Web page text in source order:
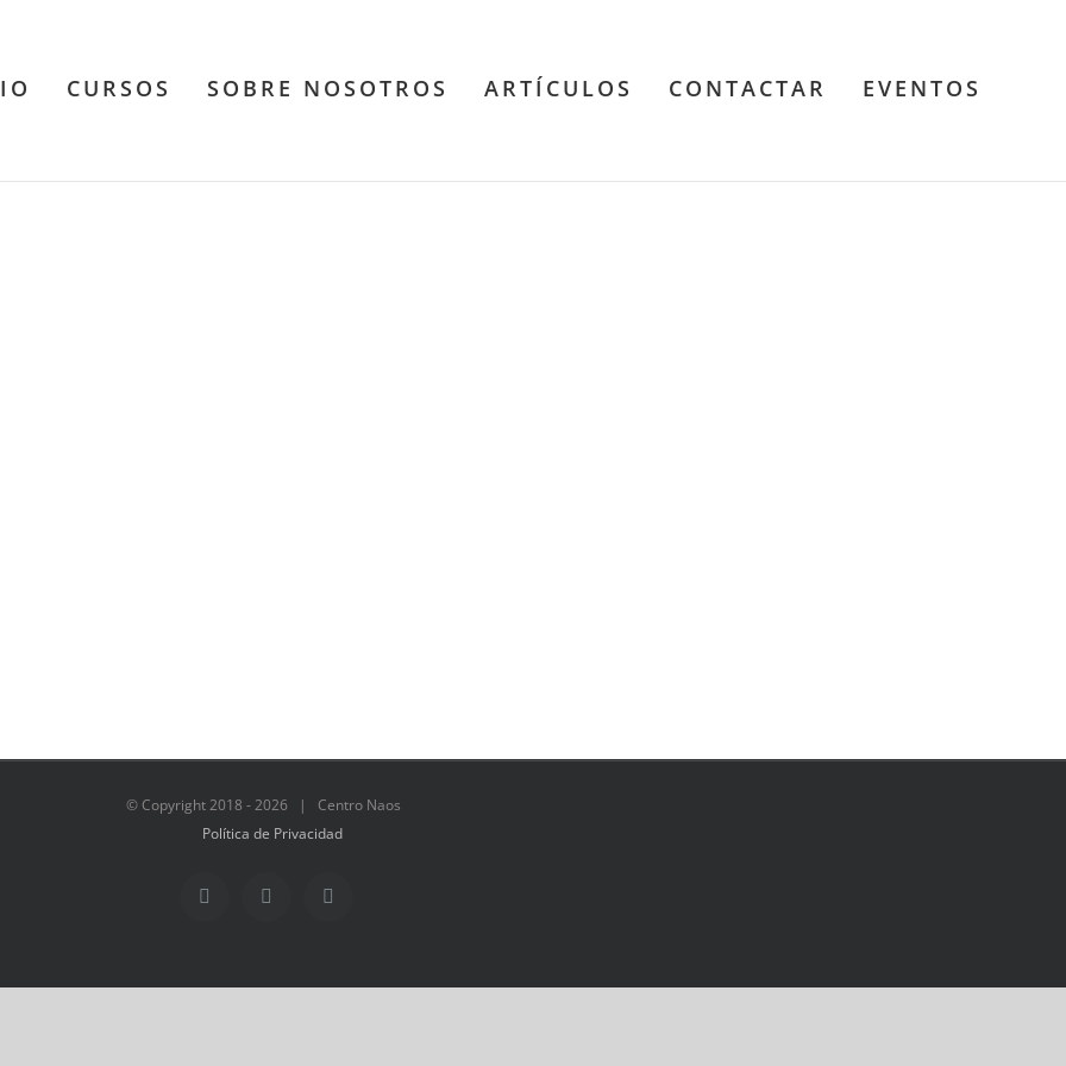
CURSOS SOBRE NOSOTROS ARTÍCULOS CONTACTAR EVENTOS
© Copyright 2018 -2026 | Centro Naos
Política de Privacidad
Facebook Twitter